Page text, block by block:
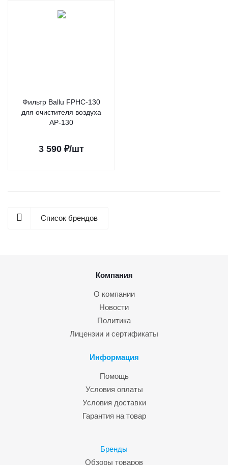
Фильтр Ballu FPHC-130
для очистителя воздуха
AP-130
3 590 ₽/шт
Список брендов
Компания
О компании
Новости
Политика
Лицензии и сертификаты
Информация
Помощь
Условия оплаты
Условия доставки
Гарантия на товар
Бренды
Обзоры товаров